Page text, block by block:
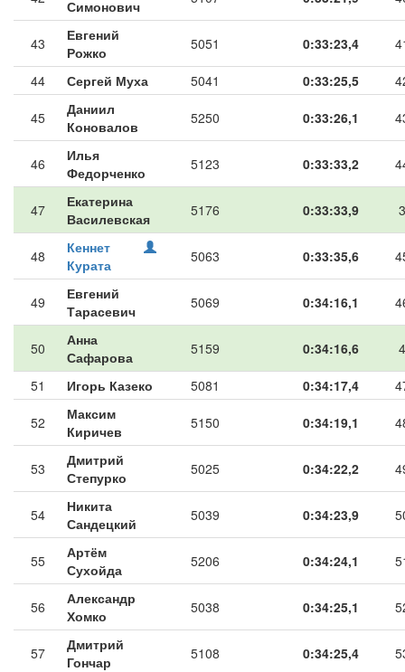
Симонович
43
Евгений
Рожко
5051 0:33:23,4
44 Сергей Муха 5041 0:33:25,5
45
Даниил
Коновалов
5250 0:33:26,1
46
Илья
Федорченко
5123 0:33:33,2
47
Екатерина
Василевская
5176 0:33:33,9 3
48
Кеннет
Курата
5063 0:33:35,6
49
Евгений
Тарасевич
5069 0:34:16,1
50
Анна
Сафарова
5159 0:34:16,6 4
51 Игорь Казеко 5081 0:34:17,4
52
Максим
Киричев
5150 0:34:19,1
53
Дмитрий
Степурко
5025 0:34:22,2
54
Никита
Сандецкий
5039 0:34:23,9
55
Артём
Сухойда
5206 0:34:24,1
56
Александр
Хомко
5038 0:34:25,1
57
Дмитрий
Гончар
5108 0:34:25,4